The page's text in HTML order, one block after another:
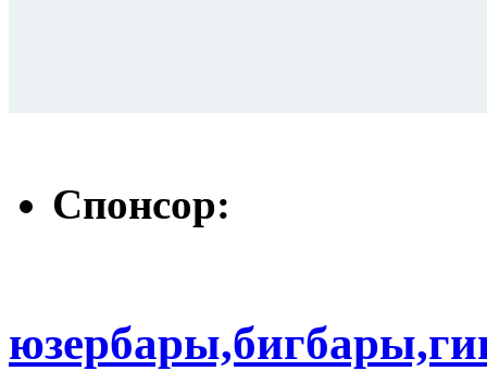
Спонсор: